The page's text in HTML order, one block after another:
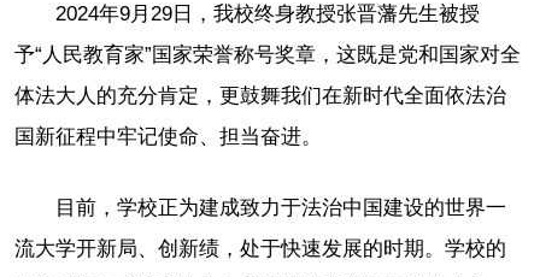
2024年9月29日，我校终身教授张晋藩先生被授
予“人民教育家”国家荣誉称号奖章，这既是党和国家对全
体法大人的充分肯定，更鼓舞我们在新时代全面依法治
国新征程中牢记使命、担当奋进。
目前，学校正为建成致力于法治中国建设的世界一
流大学开新局、创新绩，处于快速发展的时期。学校的